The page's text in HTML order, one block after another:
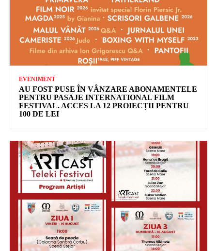
EVENIMENT
AU FOST PUSE ÎN VÂNZARE ABONAMENTELE
PENTRU PASAJE INTERNATIONAL FILM
FESTIVAL. ACCES LA 12 PROIECȚII PENTRU
100 DE LEI